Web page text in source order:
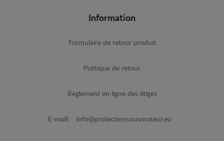
Information
Formulaire de retour produit
Politique de retour
Règlement en ligne des litiges
E-mail: info@protectionsousmoteur.eu